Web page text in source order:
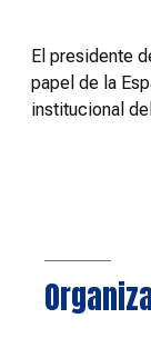
minutes,
seconds
El presidente
papel de la
institucional